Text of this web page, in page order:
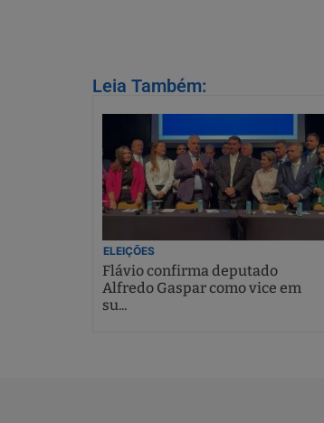
Leia Também:
ELEIÇÕES
Flávio confirma deputado
Alfredo Gaspar como vice em
su...